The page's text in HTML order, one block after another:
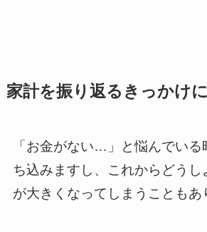
家計を振り返るきっかけ
「お金がない…」と悩んでいる
ち込みますし、これからどうし
が大きくなってしまうこともあ